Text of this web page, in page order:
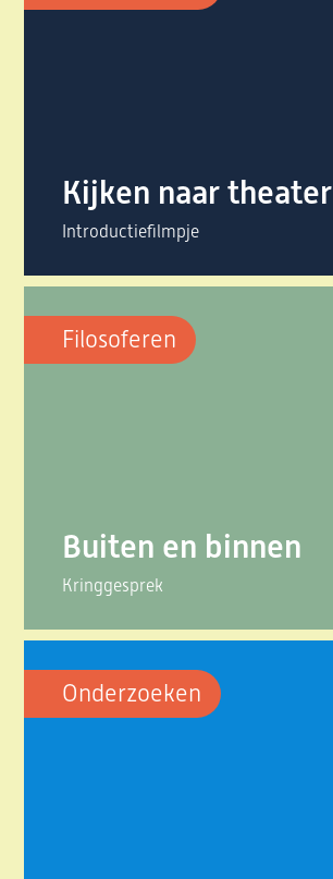
Kijken naar theater
Introductiefilmpje
Filosoferen
Buiten en binnen
Kringgesprek
Onderzoeken